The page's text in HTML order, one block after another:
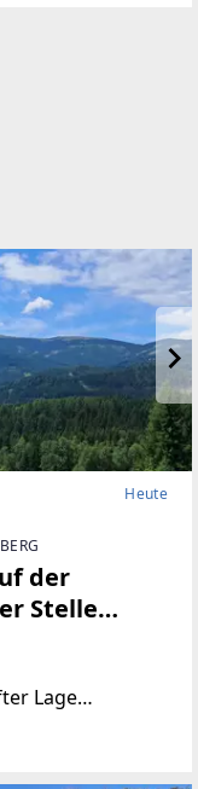
Heute
der
Stelle
Lage
haben
westlich